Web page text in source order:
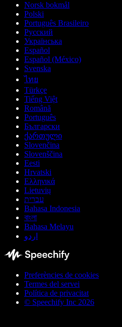
Norsk bokmål
Polski
Português Brasileiro
Русский
Українська
Español
Español (México)
Svenska
ไทย
Türkçe
Tiếng Việt
Română
Português
Български
ქართული
Slovenčina
Slovenščina
Eesti
Hrvatski
Ελληνικά
Lietuvių
עברית
Bahasa Indonesia
বাংলা
Bahasa Melayu
اردو
Preferències de cookies
Termes del servei
Política de privacitat
© Speechify Inc 2026